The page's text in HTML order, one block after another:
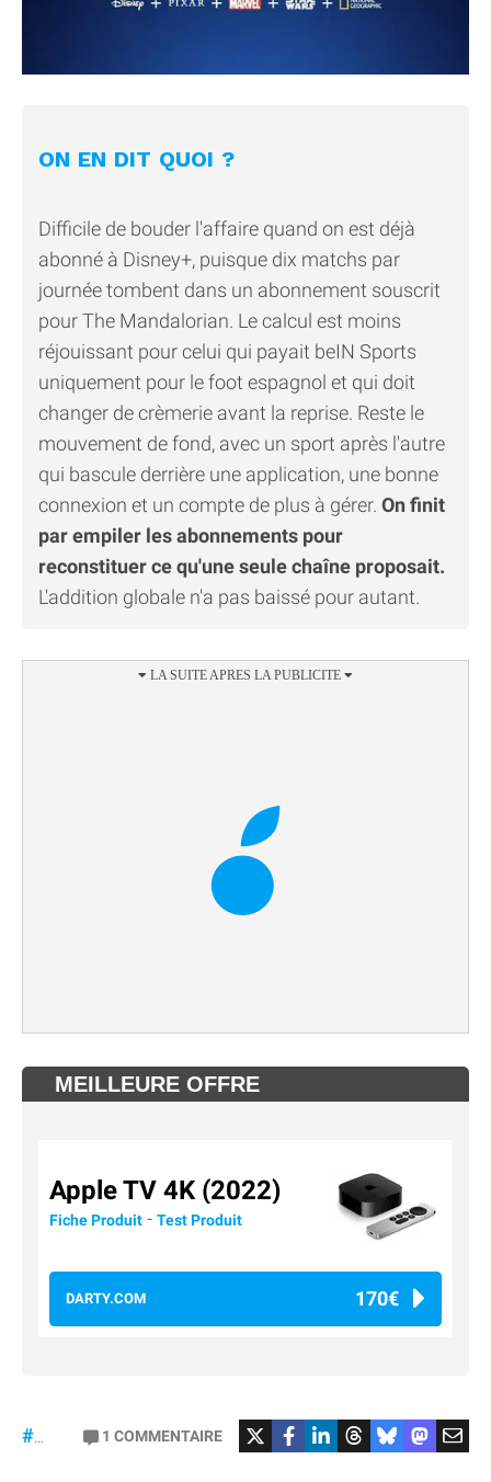
ON EN DIT QUOI ?
Difficile de bouder l'affaire quand on est déjà
abonné à Disney+, puisque dix matchs par
journée tombent dans un abonnement souscrit
pour The Mandalorian. Le calcul est moins
réjouissant pour celui qui payait beIN Sports
uniquement pour le foot espagnol et qui doit
changer de crèmerie avant la reprise. Reste le
mouvement de fond, avec un sport après l'autre
qui bascule derrière une application, une bonne
connexion et un compte de plus à gérer. On finit
par empiler les abonnements pour
reconstituer ce qu'une seule chaîne proposait.
L'addition globale n'a pas baissé pour autant.
MEILLEURE OFFRE
Apple TV 4K (2022)
Fiche Produit - Test Produit
DARTY.COM 170€
#DisneyPlus #Football #liga
1 COMMENTAIRE